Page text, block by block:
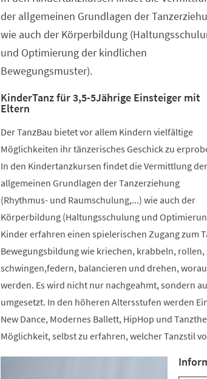
der allgemeinen Grundlagen der
wie auch der Körperbildung
und Optimierung der kindlichen
Bewegungsmuster).
KinderTanz für 3,5-5Jährige Einsteiger mit
Eltern
Der TanzBau bietet vor allem Kindern vielfältige
Möglichkeiten ihr tänzerisches Geschick zu
In den Kindertanzkursen findet die Vermittlung der
allgemeinen Grundlagen der Tanzerziehung
(Rhythmus- und Raumschulung,...) wie auch der
Körperbildung (Haltungsschulung und
Kinder erfahren einen spielerischen Zugang zum
Bewegungsbildung wie kriechen, krabbeln,
schwingen,federn, balancieren und drehen,
werden. Es wird nicht nur nachgeahmt, sondern
umgesetzt. In den höheren Altersstufen werden
New Dance, Modernes Ballett, HipHop und
Möglichkeit, selbst zu erfahren, welcher Tanzstil